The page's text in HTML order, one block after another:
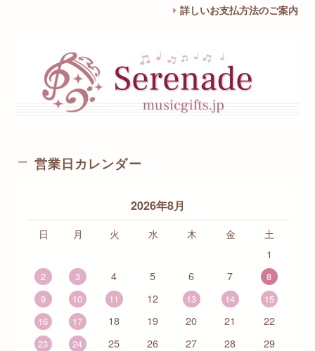
詳しいお支払方法のご案内
営業日カレンダー
2026年8月
日 月 火 水 木 金
土
1
2 3 4 5 6 7
8
9
10 11 12 13 14
15
16
17 18 19 20 21 22
23 24 25 26 27 28 29